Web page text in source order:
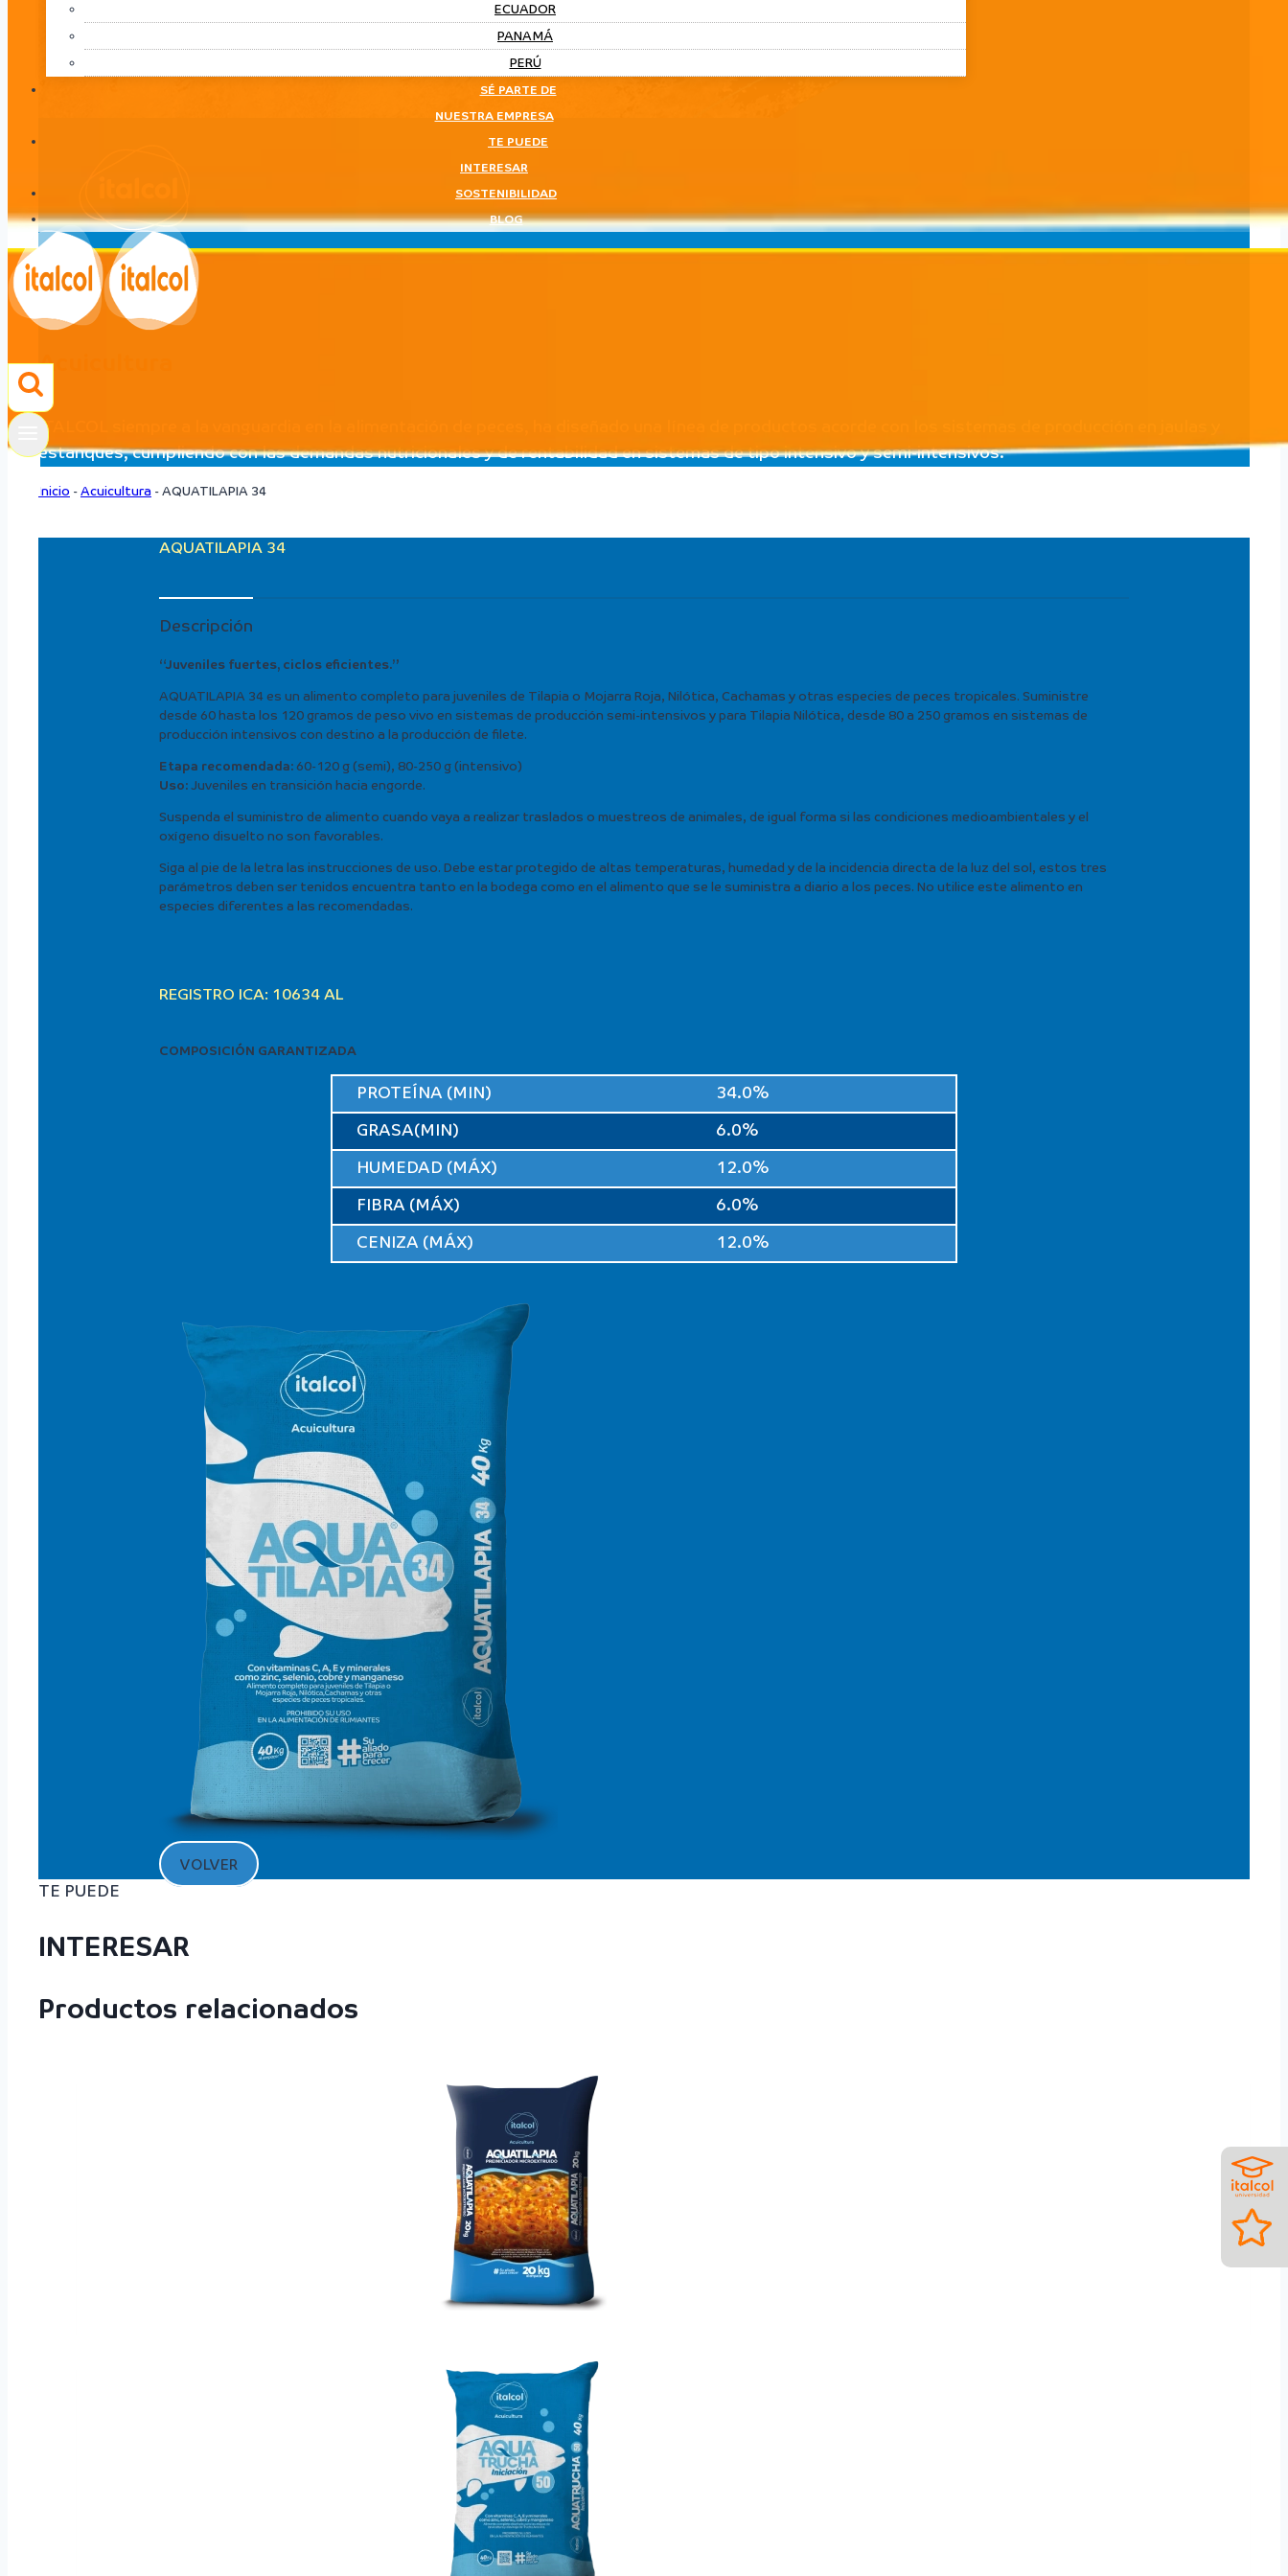
ECUADOR
PANAMÁ
PERÚ
SÉ PARTE DE
NUESTRA EMPRESA
TE PUEDE
INTERESAR
SOSTENIBILIDAD
BLOG
Acuicultura
LÍNEA
Acuicultura
ITALCOL siempre a la vanguardia en la alimentación de peces, ha diseñado una línea de productos acorde con los sistemas de producción en jaulas y
estanques, cumpliendo con las demandas nutricionales y de rentabilidad en sistemas de tipo intensivo y semi-intensivos.
Inicio - Acuicultura - AQUATILAPIA 34
AQUATILAPIA 34
Descripción
“Juveniles fuertes, ciclos eficientes.”
AQUATILAPIA 34 es un alimento completo para juveniles de Tilapia o Mojarra Roja, Nilótica, Cachamas y otras especies de peces tropicales. Suministre
desde 60 hasta los 120 gramos de peso vivo en sistemas de producción semi-intensivos y para Tilapia Nilótica, desde 80 a 250 gramos en sistemas de
producción intensivos con destino a la producción de filete.
Etapa recomendada: 60-120 g (semi), 80-250 g (intensivo)
Uso: Juveniles en transición hacia engorde.
Suspenda el suministro de alimento cuando vaya a realizar traslados o muestreos de animales, de igual forma si las condiciones medioambientales y el
oxígeno disuelto no son favorables.
Siga al pie de la letra las instrucciones de uso. Debe estar protegido de altas temperaturas, humedad y de la incidencia directa de la luz del sol, estos tres
parámetros deben ser tenidos encuentra tanto en la bodega como en el alimento que se le suministra a diario a los peces. No utilice este alimento en
especies diferentes a las recomendadas.
REGISTRO ICA: 10634 AL
COMPOSICIÓN GARANTIZADA
PROTEÍNA (MIN) 34.0%
GRASA(MIN) 6.0%
HUMEDAD (MÁX) 12.0%
FIBRA (MÁX) 6.0%
CENIZA (MÁX) 12.0%
VOLVER
TE PUEDE
INTERESAR
Productos relacionados